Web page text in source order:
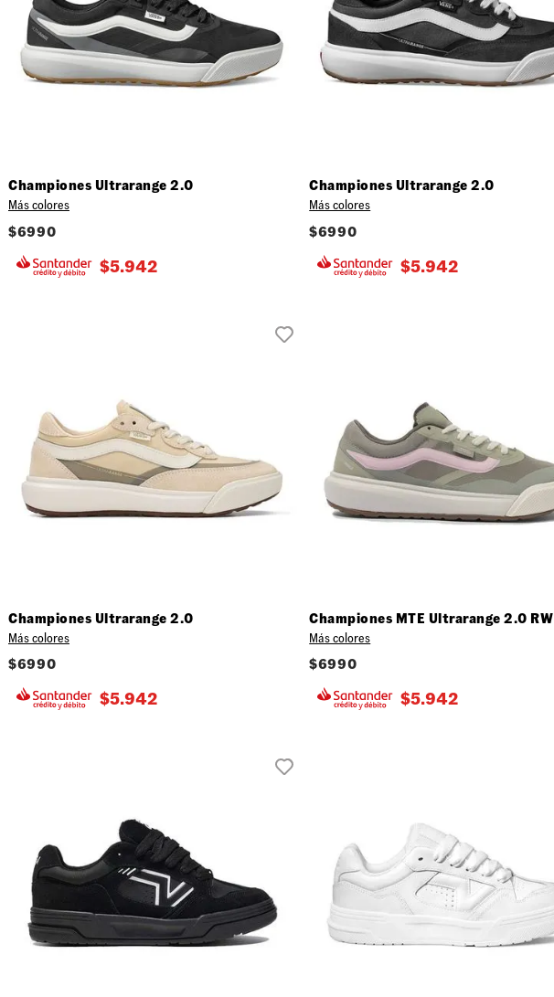
10. knu skool
Rojo
Gris
Natural
40 (7.5)
40.5 (8.0)
41 (8.5)
42 (9.0)
45 (11.5)
Plataforma
Championes Ultrarange 2.0
Más colores
$6990
$5.942
Championes Ultrarange 2.0
Más colores
$6990
$5.942
Championes Ultrarange 2.0
Más colores
$6990
$5.942
Championes MTE Ultrarange 2.0 RW
Más colores
$6990
$5.942